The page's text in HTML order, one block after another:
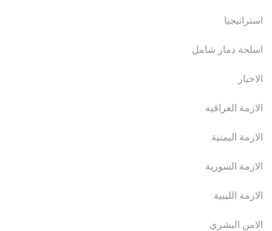
استراتيجيا
اسلحة دمار شامل
الاخبار
الازمة العراقية
الازمة اليمنية
الازمة السورية
الازمة الليبية
الامن البشري